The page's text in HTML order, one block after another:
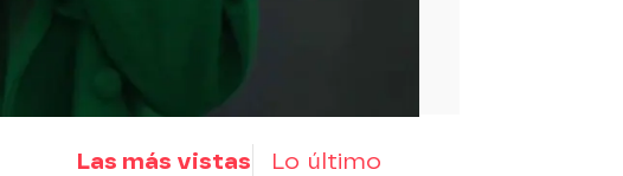
Las más vistas Lo último